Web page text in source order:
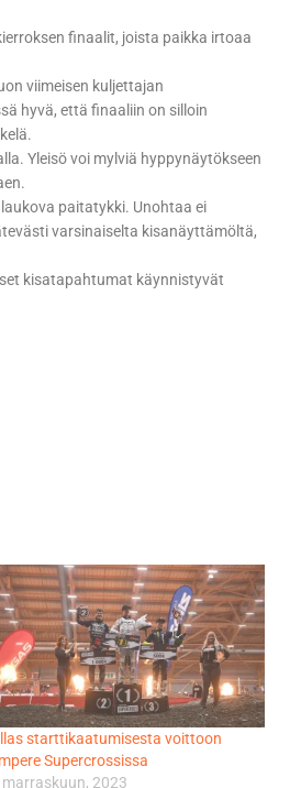
finaalit, joista paikka irtoaa
viimeisen kuljettajan
hyvä, että finaaliin on silloin
Yleisö voi mylviä hyppynäytökseen
paitatykki. Unohtaa ei
varsinaiselta kisanäyttämöltä,
kisatapahtumat käynnistyvät
starttikaatumisesta voittoon
Supercrossissa
marraskuun, 2023